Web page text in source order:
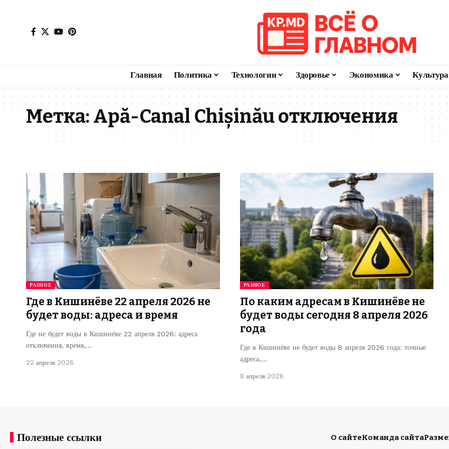
Главная Политика Технологии Здоровье Экономика Культура
Метка:Apă-Canal Chișinău отключения
РАЗНОЕ
Где в Кишинёве 22 апреля 2026 не
будет воды: адреса и время
Где не будет воды в Кишинёве 22 апреля 2026: адреса
отключения, время,…
22 апреля 2026
РАЗНОЕ
По каким адресам в Кишинёве не
будет воды сегодня 8 апреля 2026
года
Где в Кишинёве не будет воды 8 апреля 2026 года: точные
адреса,…
8 апреля 2026
Полезные ссылки О сайтеКоманда сайта